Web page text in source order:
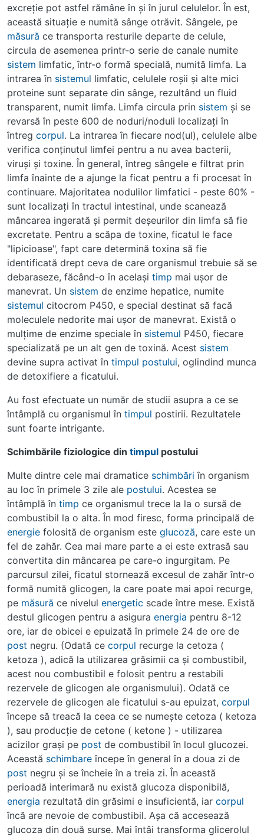
excreţie pot astfel rămâne în şi în jurul celulelor. În est,
această situaţie e numită sânge otrăvit. Sângele, pe
măsură ce transporta resturile departe de celule,
circula de asemenea printr-o serie de canale numite
sistem limfatic, într-o formă specială, numită limfa. La
intrarea în sistemul limfatic, celulele roşii şi alte mici
proteine sunt separate din sânge, rezultând un fluid
transparent, numit limfa. Limfa circula prin sistem şi se
revarsă în peste 600 de noduri/noduli localizaţi în
întreg corpul. La intrarea în fiecare nod(ul), celulele albe
verifica conţinutul limfei pentru a nu avea bacterii,
viruşi şi toxine. În general, întreg sângele e filtrat prin
limfa înainte de a ajunge la ficat pentru a fi procesat în
continuare. Majoritatea nodulilor limfatici - peste 60% -
sunt localizaţi în tractul intestinal, unde scanează
mâncarea ingerată şi permit deşeurilor din limfa să fie
excretate. Pentru a scăpa de toxine, ficatul le face
"lipicioase", fapt care determină toxina să fie
identificată drept ceva de care organismul trebuie să se
debaraseze, făcând-o în acelaşi timp mai uşor de
manevrat. Un sistem de enzime hepatice, numite
sistemul citocrom P450, e special destinat să facă
moleculele nedorite mai uşor de manevrat. Există o
mulţime de enzime speciale în sistemul P450, fiecare
specializată pe un alt gen de toxină. Acest sistem
devine supra activat în timpul postului, oglindind munca
de detoxifiere a ficatului.
Au fost efectuate un număr de studii asupra a ce se
întâmplă cu organismul în timpul postirii. Rezultatele
sunt foarte intrigante.
Schimbările fiziologice din timpul postului
Multe dintre cele mai dramatice schimbări în organism
au loc în primele 3 zile ale postului. Acestea se
întâmplă în timp ce organismul trece la la o sursă de
combustibil la o alta. În mod firesc, forma principală de
energie folosită de organism este glucoză, care este un
fel de zahăr. Cea mai mare parte a ei este extrasă sau
convertita din mâncarea pe care-o ingurgitam. Pe
parcursul zilei, ficatul stornează excesul de zahăr într-o
formă numită glicogen, la care poate mai apoi recurge,
pe măsură ce nivelul energetic scade între mese. Există
destul glicogen pentru a asigura energia pentru 8-12
ore, iar de obicei e epuizată în primele 24 de ore de
post negru. (Odată ce corpul recurge la cetoza (
ketoza ), adică la utilizarea grăsimii ca şi combustibil,
acest nou combustibil e folosit pentru a restabili
rezervele de glicogen ale organismului). Odată ce
rezervele de glicogen ale ficatului s-au epuizat, corpul
începe să treacă la ceea ce se numeşte cetoza ( ketoza
), sau producţie de cetone ( ketone ) - utilizarea
acizilor graşi pe post de combustibil în locul glucozei.
Această schimbare începe în general în a doua zi de
post negru şi se încheie în a treia zi. În această
perioadă interimară nu există glucoza disponibilă,
energia rezultată din grăsimi e insuficientă, iar corpul
încă are nevoie de combustibil. Aşa că accesează
glucoza din două surse. Mai întâi transforma glicerolul